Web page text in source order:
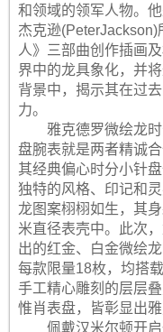
和领域的领军人物。
杰克逊
人》三部曲创作插画
界中的龙具象化，并
背景中，揭示其在过
力。
雅克德罗微绘龙
盘腕表就是两者精诚
其经典偏心时分小针
独特的风格、印记和
龙图案栩栩如生，其
米直径表壳中。此次
出的红金、白金微绘
每款限量18枚，均搭
手工精心雕刻的层层
惟肖表盘，皆彰显出
佩戴汉米尔顿开